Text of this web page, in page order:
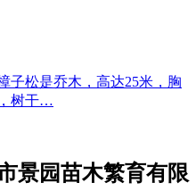
子松是乔木，高达25米，胸
树干…
景园苗木繁育有限